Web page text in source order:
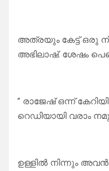
അത്രയും കേട്ട് ഒരു
അഭിലാഷ്. ശേഷം
” രാജേഷ് ഒന്ന്
റെഡിയായി വരാം
ഉള്ളിൽ നിന്നും